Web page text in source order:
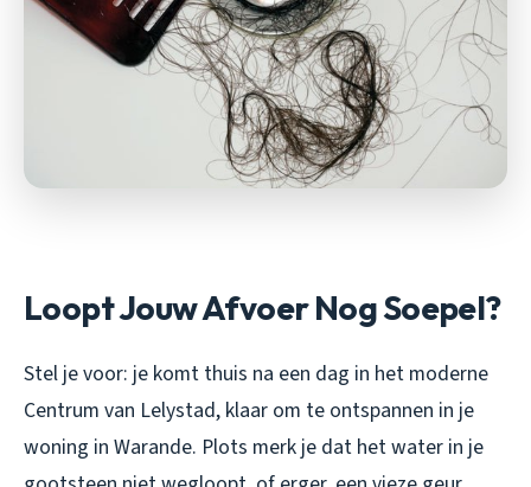
Loopt Jouw Afvoer Nog Soepel?
Stel je voor: je komt thuis na een dag in het moderne
Centrum van Lelystad, klaar om te ontspannen in je
woning in Warande. Plots merk je dat het water in je